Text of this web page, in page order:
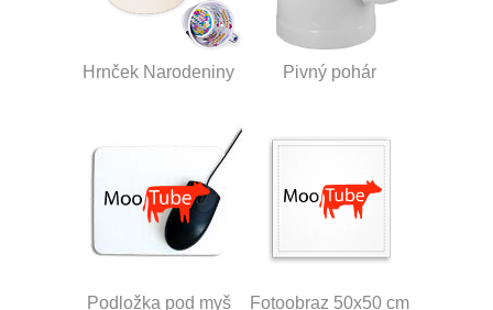
Hrnček Narodeniny Pivný pohár
Podložka pod myš Fotoobraz 50x50 cm